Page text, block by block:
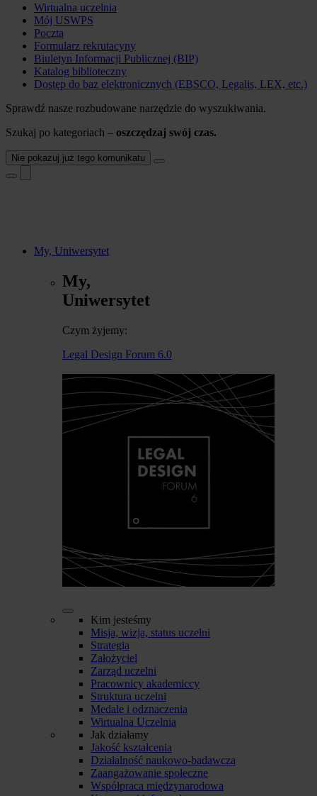
Wirtualna uczelnia
Mój USWPS
Poczta
Formularz rekrutacyny
Biuletyn Informacji Publicznej (BIP)
Katalog biblioteczny
Dostęp do baz elektronicznych (EBSCO, Legalis, LEX, etc.)
Sprawdź nasze rozbudowane narzędzie do wyszukiwania.
Szukaj po kategoriach – oszczędzaj swój czas.
Nie pokazuj już tego komunikatu
My, Uniwersytet
My,
Uniwersytet
Czym żyjemy:
Legal Design Forum 6.0
Kim jesteśmy
Misja, wizja, status uczelni
Strategia
Założyciel
Zarząd uczelni
Pracownicy akademiccy
Struktura uczelni
Medale i odznaczenia
Wirtualna Uczelnia
Jak działamy
Jakość kształcenia
Działalność naukowo-badawcza
Zaangażowanie społeczne
Współpraca międzynarodowa